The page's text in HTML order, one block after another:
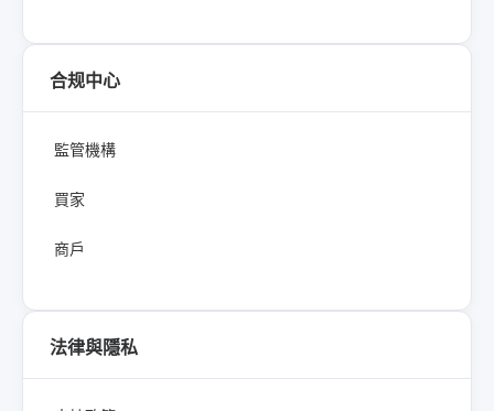
合规中心
監管機構
買家
商戶
法律與隱私